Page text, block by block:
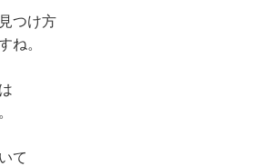
つけ方
ね。
て